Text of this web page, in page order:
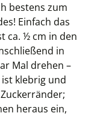
bestens zum
Einfach das
ca. ½ cm in den
in
Mal drehen –
klebrig und
heraus ein,